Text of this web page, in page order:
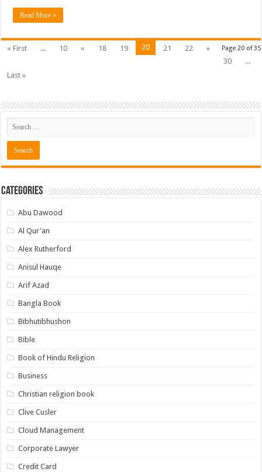
Read More »
Page 20 of 35
« First ... 10 « 18 19 20 21 22
»
30
...
Last »
Categories
Abu Dawood
Al Qur'an
Alex Rutherford
Anisul Hauqe
Arif Azad
Bangla Book
Bibhutibhushon
Bible
Book of Hindu Religion
Business
Christian religion book
Clive Cusler
Cloud Management
Corporate Lawyer
Credit Card